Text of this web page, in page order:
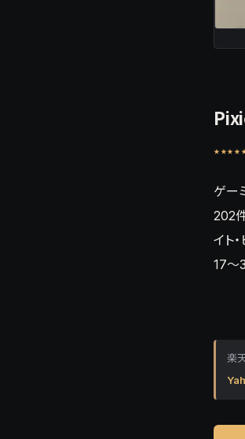
ゲー
202
イト
17〜
楽